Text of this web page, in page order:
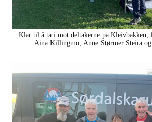
Klar til å ta i mot deltakerne på Kleivbakken,
Aina Killingmo, Anne Størmer Steira